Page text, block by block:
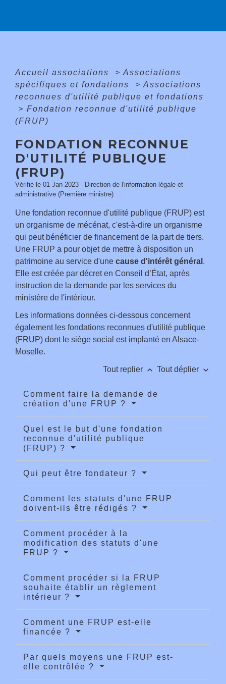
Accueil associations > Associations
spécifiques et fondations
> Associations
reconnues d'utilité publique et fondations
> Fondation reconnue d'utilité publique
(FRUP)
FONDATION RECONNUE
D'UTILITÉ PUBLIQUE
(FRUP)
Vérifié le 01 Jan 2023 - Direction de l'information légale et
administrative (Première ministre)
Une fondation reconnue d'utilité publique (FRUP) est
un organisme de mécénat, c'est-à-dire un organisme
qui peut bénéficier de financement de la part de tiers.
Une FRUP a pour objet de mettre à disposition un
patrimoine au service d'une cause d'intérêt général .
Elle est créée par décret en Conseil d’État, après
instruction de la demande par les services du
ministère de l'intérieur.
Les informations données ci-dessous concernent
également les fondations reconnues d'utilité publique
(FRUP) dont le siège social est implanté en Alsace-
Moselle.
Tout replier keyboard_arrow_up Tout déplier keyboard_arrow_down
Comment faire la demande de
création d'une FRUP ?
Quel est le but d'une fondation
reconnue d'utilité publique
(FRUP) ?
Qui peut être fondateur ?
Comment les statuts d'une FRUP
doivent-ils être rédigés ?
Comment procéder à la
modification des statuts d'une
FRUP ?
Comment procéder si la FRUP
souhaite établir un règlement
intérieur ?
Comment une FRUP est-elle
financée ?
Par quels moyens une FRUP est-
elle contrôlée ?